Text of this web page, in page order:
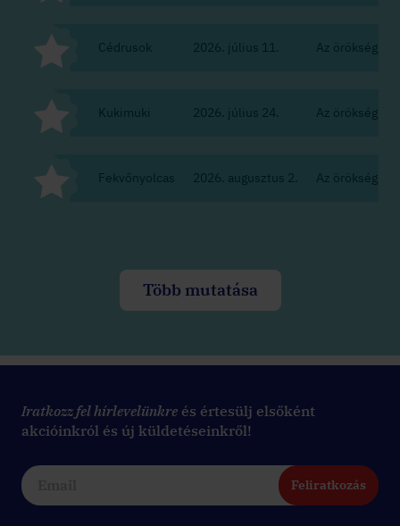
Cédrusok 2026. július 11. Az örökség
Kukimuki 2026. július 24. Az örökség
Fekvőnyolcas 2026. augusztus 2. Az örökség
Több mutatása
Iratkozz fel hírlevelünkre és értesülj elsőként
akcióinkról és új küldetéseinkről!
Feliratkozás